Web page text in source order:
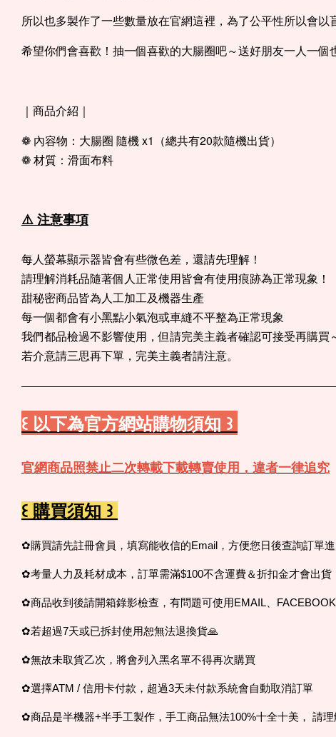
所以也多製作了一些數量放在官網這裡，為了公平性所以會以
希望你們會喜歡！抽一個喜歡的大腸圈吧～送好朋友一人一個
｜商品介紹｜
❁ 內容物：大腸圈 隨機 x1（總共有20款隨機出貨）
❁ 材質：滑面布料
⚠️ 注意事項
每人螢幕顯示器皆會有些微色差，還請先理解！
請理解消耗品隨著個人正常使用皆會有使用痕跡為正常現象！
甜秘密商品皆為人工加工及機器生產
每一個都會有小黑點小氣泡或車縫不平整為正常現象
我們都品檢過不影響使用，但請完美主義者確認可接受再購買
若介意請三思再下單，完美主義者請注意。
꒰ 以下為官方網站購物須知 ꒱
官網商品照禁止二次轉載下載轉賣使用，違者一律追究
꒰ 購買須知 ꒱
✿購買請先註冊會員，填寫能收信的Email，方便您日後查詢訂單
✿考量人力及耗材成本，訂單需滿$100不含運費＆折扣金才會出貨
✿商品收到後請開箱錄影檢查，有問題可使用EMAIL、
✿若超過7天或已拆封使用恕無法退換貨🙏
✿無故未取貨乙次，將會列入黑名單不得再次購買
✿選擇ATM / 信用卡付款，超過3天未付款系統會自動取消訂單
✿商品是半機器+半手工製作，手工商品無法100%十全十美， 請